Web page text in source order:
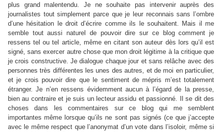
plus grand malentendu. Je ne souhaite pas intervenir auprès des
journalistes tout simplement parce que je leur reconnais sans l’ombre
d’une hésitation le droit d’écrire comme ils le souhaitent. Mais il me
semble tout aussi naturel de pouvoir dire sur ce blog comment je
ressens tel ou tel article, même en citant son auteur dès lors qu’il est
signé, sans exercer autre chose que mon droit légitime à la critique que
je crois constructive. Je dialogue chaque jour et sans relâche avec des
personnes très différentes les unes des autres, et de moi en particulier,
et je crois pouvoir dire que le sentiment de mépris m’est totalement
étranger. Je n’en ressens évidemment aucun à l’égard de la presse,
bien au contraire et je suis un lecteur assidu et passionné. Il se dit des
choses dans les commentaires sur ce blog qui me semblent
importantes même lorsque qu’ils ne sont pas signés (ce que j’accepte
avec le même respect que l’anonymat d’un vote dans l’isoloir, même si